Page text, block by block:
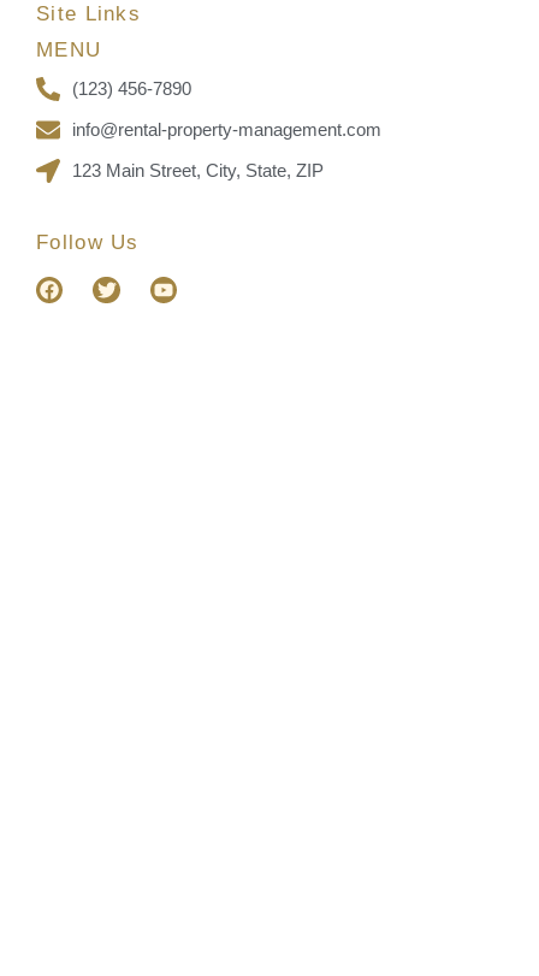
Site Links
MENU
(123) 456-7890
info@rental-property-management.com
123 Main Street, City, State, ZIP
Follow Us